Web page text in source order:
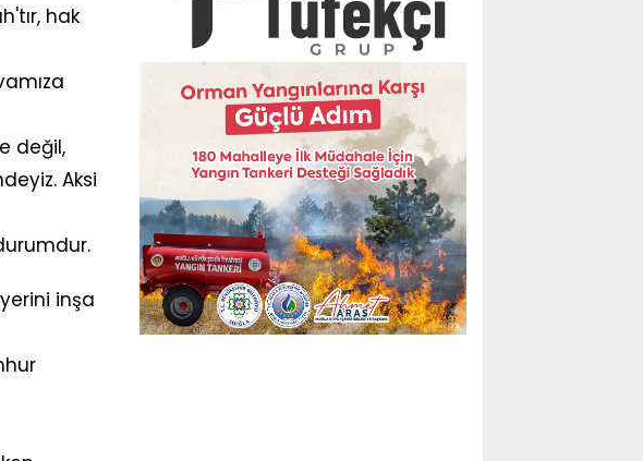
hak
değil,
Aksi
inşa